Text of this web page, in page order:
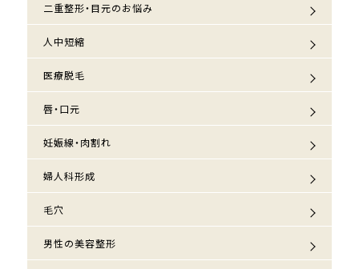
二重整形・目元のお悩み
人中短縮
医療脱毛
唇・口元
妊娠線・肉割れ
婦人科形成
毛穴
男性の美容整形